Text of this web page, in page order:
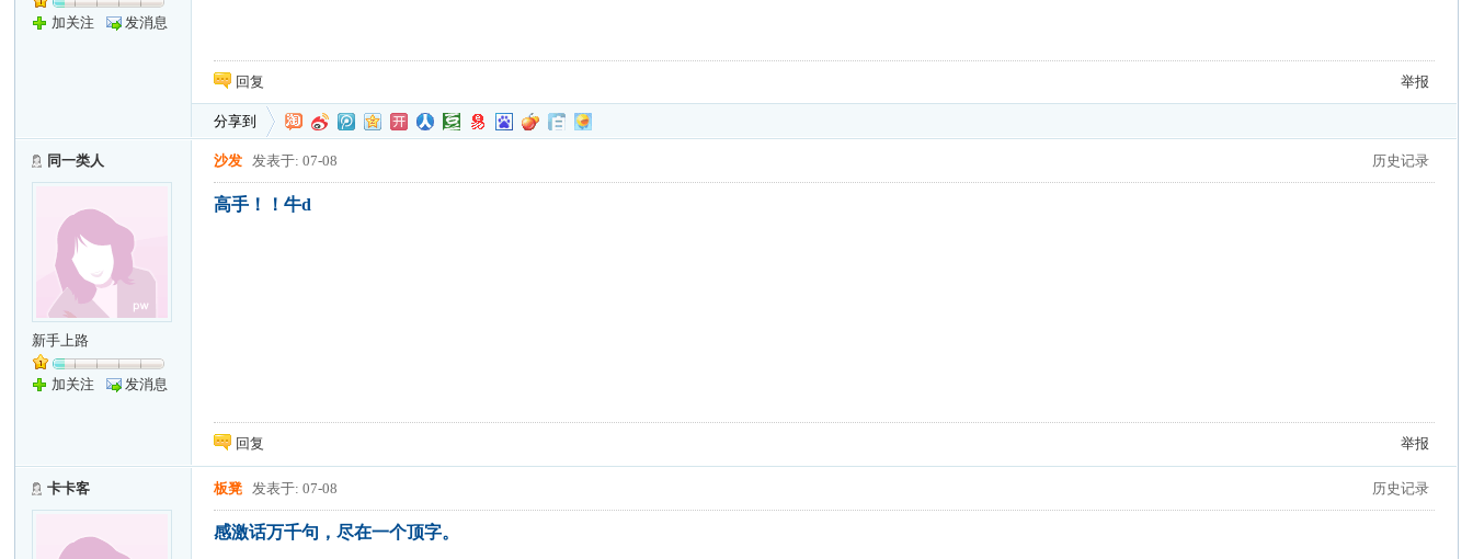
加关注 发消息
回复 举报
分享到
同一类人
新手上路
加关注 发消息
历史记录
沙发 发表于: 07-08
高手！！牛d
回复 举报
卡卡客 历史记录
板凳 发表于: 07-08
感激话万千句，尽在一个顶字。